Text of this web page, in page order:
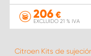
206 €
EXCLUIDO 21 % IVA
Citroen Kits de